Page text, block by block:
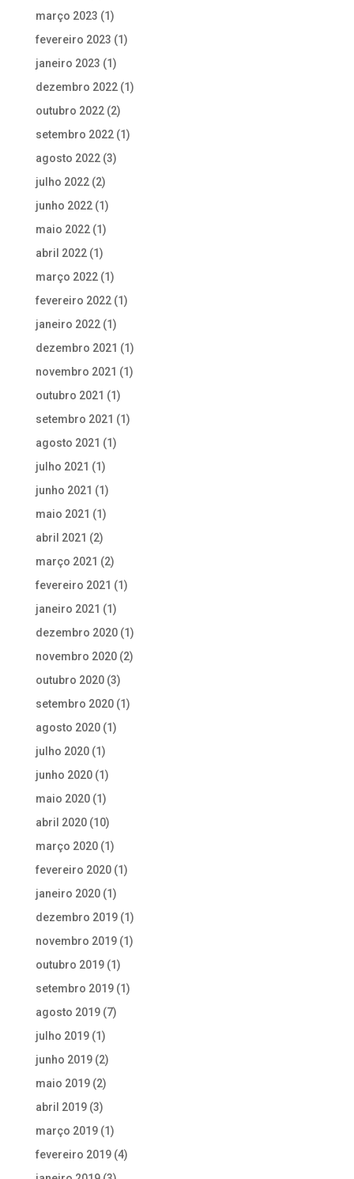
março 2023 (1)
fevereiro 2023 (1)
janeiro 2023 (1)
dezembro 2022(1)
outubro 2022(2)
setembro 2022(1)
agosto 2022(3)
julho 2022(2)
junho 2022(1)
maio 2022(1)
abril 2022(1)
março 2022(1)
fevereiro 2022(1)
janeiro 2022(1)
dezembro 2021 (1)
novembro 2021 (1)
outubro 2021 (1)
setembro 2021 (1)
agosto 2021 (1)
julho 2021 (1)
junho 2021 (1)
maio 2021 (1)
abril 2021 (2)
março 2021 (2)
fevereiro 2021 (1)
janeiro 2021 (1)
dezembro 2020(1)
novembro 2020(2)
outubro 2020(3)
setembro 2020(1)
agosto 2020(1)
julho 2020(1)
junho 2020(1)
maio 2020(1)
abril 2020(10)
março 2020(1)
fevereiro 2020(1)
janeiro 2020(1)
dezembro 2019(1)
novembro 2019(1)
outubro 2019(1)
setembro 2019(1)
agosto 2019(7)
julho 2019(1)
junho 2019(2)
maio 2019(2)
abril 2019(3)
março 2019(1)
fevereiro 2019(4)